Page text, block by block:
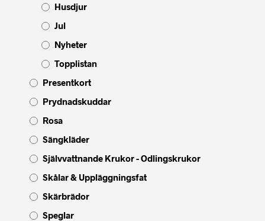
Husdjur
Jul
Nyheter
Topplistan
Presentkort
Prydnadskuddar
Rosa
Sängkläder
Självvattnande Krukor - Odlingskrukor
Skålar & Uppläggningsfat
Skärbrädor
Speglar